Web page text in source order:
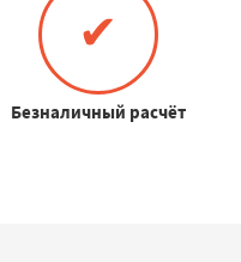
✔
Безналичный расчёт